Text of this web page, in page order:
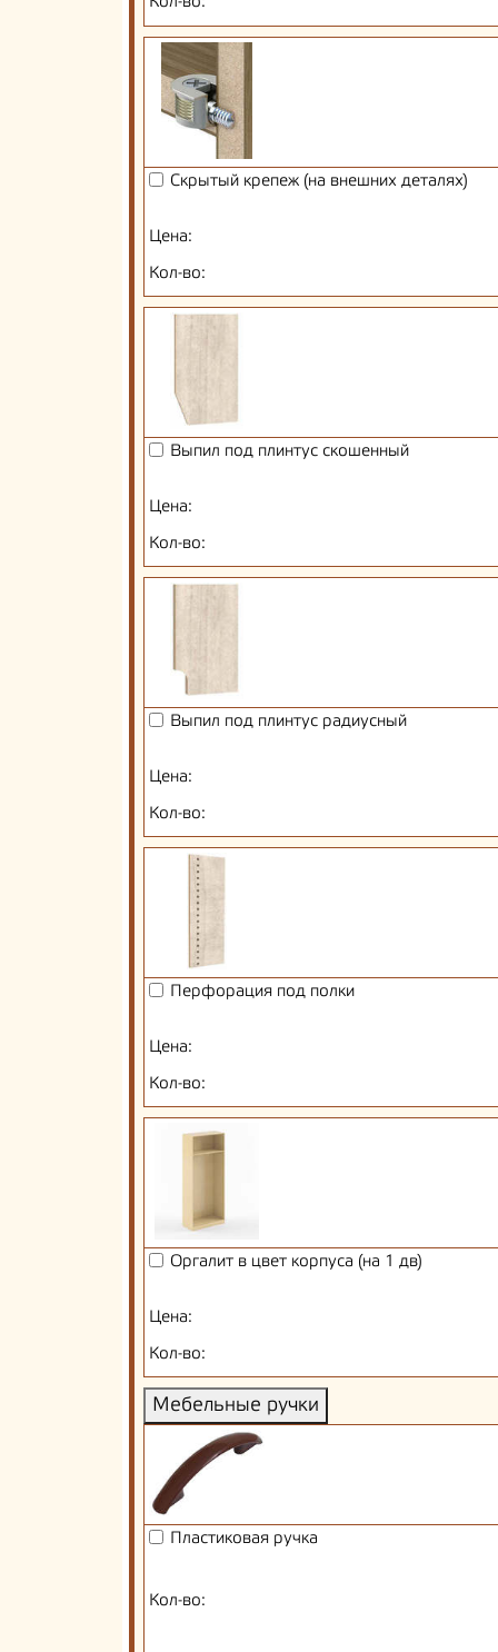
Скрытый крепеж (на внешних деталях)
Цена:
Кол-во:
Выпил под плинтус скошенный
Цена:
Кол-во:
Выпил под плинтус радиусный
Цена:
Кол-во:
Перфорация под полки
Цена:
Кол-во:
Оргалит в цвет корпуса (на 1 дв)
Цена:
Кол-во:
Мебельные ручки
Пластиковая ручка
Кол-во: